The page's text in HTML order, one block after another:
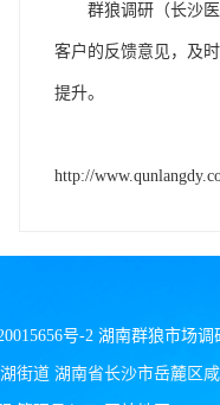
群狼调研 （长沙
客户的反馈意见，及
提升。
http://
号-2 湖南群狼市场调
街道 湖南省长沙市岳麓区